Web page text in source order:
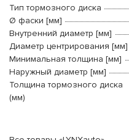
Тип тормозного диска
Ø фаски [мм]
Внутренний диаметр [мм]
Диаметр центрирования [мм]
Минимальная толщина [мм]
Наружный диаметр [мм]
Толщина тормозного диска
(мм)